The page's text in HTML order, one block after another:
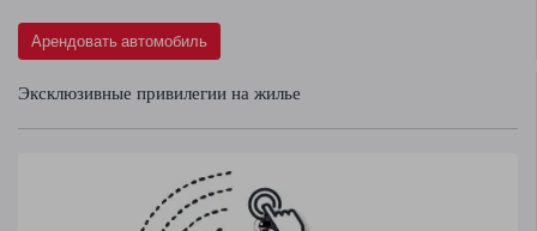
Арендовать автомобиль
Эксклюзивные привилегии на жилье